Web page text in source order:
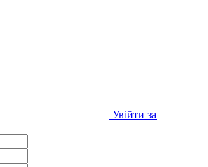
Увійти за